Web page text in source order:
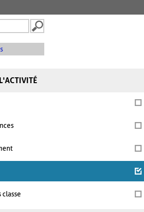
classe